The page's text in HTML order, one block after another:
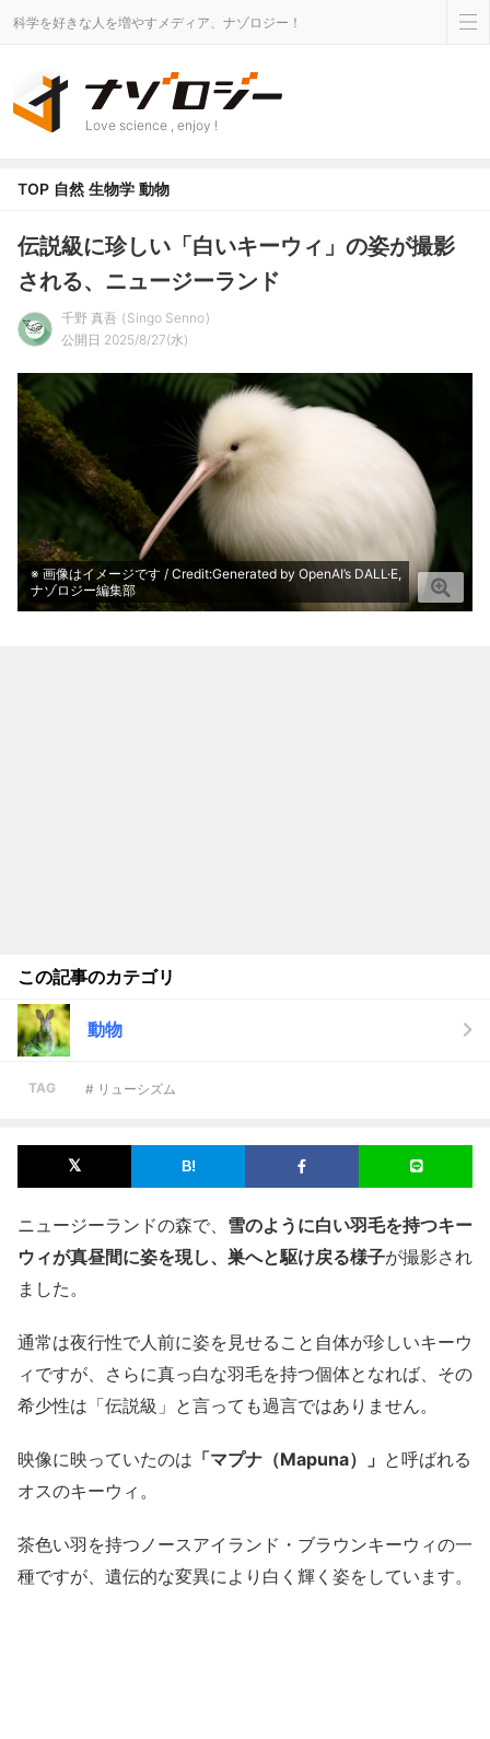
科学を好きな人を増やすメディア、ナゾロジー！
Love science , enjoy !
TOP 自然 生物学 動物
伝説級に珍しい「白いキーウィ」の姿が撮影
される、ニュージーランド
千野 真吾
Singo Senno
公開日 2025/8/27(水)
※ 画像はイメージです / Credit:Generated by OpenAI’s DALL·E,
ナゾロジー編集部
この記事のカテゴリ
動物
TAG # リューシズム
ニュージーランドの森で、 雪のように白い羽毛を持つキー
ウィが真昼間に姿を現し、巣へと駆け戻る様子が撮影され
ました。
通常は夜行性で人前に姿を見せること自体が珍しいキーウ
ィですが、さらに真っ白な羽毛を持つ個体となれば、その
希少性は「伝説級」と言っても過言ではありません。
映像に映っていたのは 「マプナ（Mapuna）」 と呼ばれる
オスのキーウィ。
茶色い羽を持つノースアイランド・ブラウンキーウィの一
種ですが、遺伝的な変異により白く輝く姿をしています。